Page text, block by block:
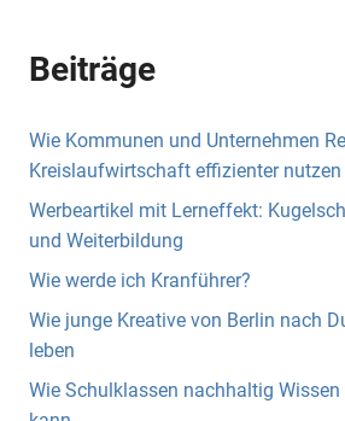
Beiträge
Wie Kommunen und Unternehmen
Kreislaufwirtschaft effizienter nutzen
Werbeartikel mit Lerneffekt:
und Weiterbildung
Wie werde ich Kranführer?
Wie junge Kreative von Berlin nach
leben
Wie Schulklassen nachhaltig